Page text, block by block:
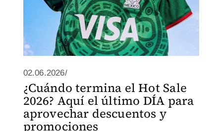
02.06.2026/
¿Cuándo termina el Hot Sale
2026? Aquí el último DÍA para
aprovechar descuentos y
promociones